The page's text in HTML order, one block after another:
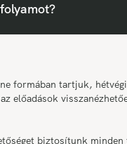
formában tartjuk,
előadások
biztosítunk